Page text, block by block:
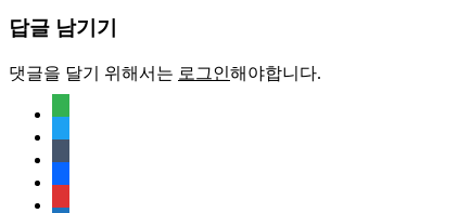
답글 남기기
댓글을 달기 위해서는 로그인해야합니다.